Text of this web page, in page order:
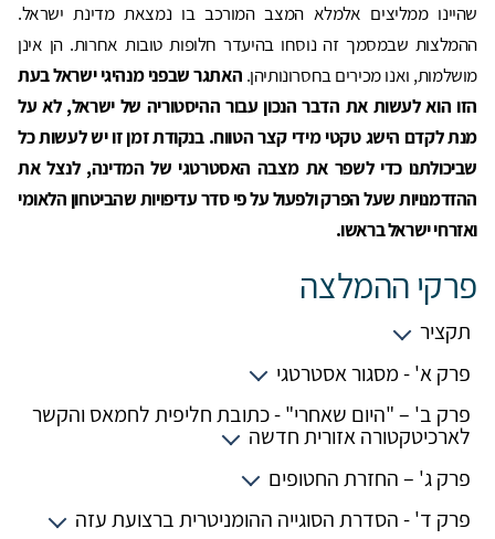
שהיינו ממליצים אלמלא המצב המורכב בו נמצאת מדינת ישראל.
ההמלצות שבמסמך זה נוסחו בהיעדר חלופות טובות אחרות. הן אינן
מושלמות, ואנו מכירים בחסרונותיהן. האתגר שבפני מנהיגי ישראל בעת
הזו הוא לעשות את הדבר הנכון עבור ההיסטוריה של ישראל, לא על
מנת לקדם הישג טקטי מידי קצר הטווח. בנקודת זמן זו יש לעשות כל
שביכולתנו כדי לשפר את מצבה האסטרטגי של המדינה, לנצל את
ההזדמנויות שעל הפרק ולפעול על פי סדר עדיפויות שהביטחון הלאומי
ואזרחי ישראל בראשו.
פרקי ההמלצה
תקציר
פרק א' - מסגור אסטרטגי
פרק ב' – "היום שאחרי" - כתובת חליפית לחמאס והקשר
לארכיטקטורה אזורית חדשה
פרק ג' – החזרת החטופים
פרק ד' - הסדרת הסוגייה ההומניטרית ברצועת עזה